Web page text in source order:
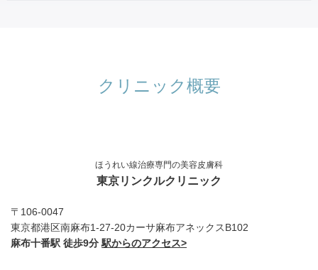
クリニック概要
ほうれい線治療専門の美容皮膚科
東京リンクルクリニック
〒106-0047
東京都港区南麻布1-27-20カーサ麻布アネックスB102
麻布十番駅 徒歩9分駅からのアクセス>